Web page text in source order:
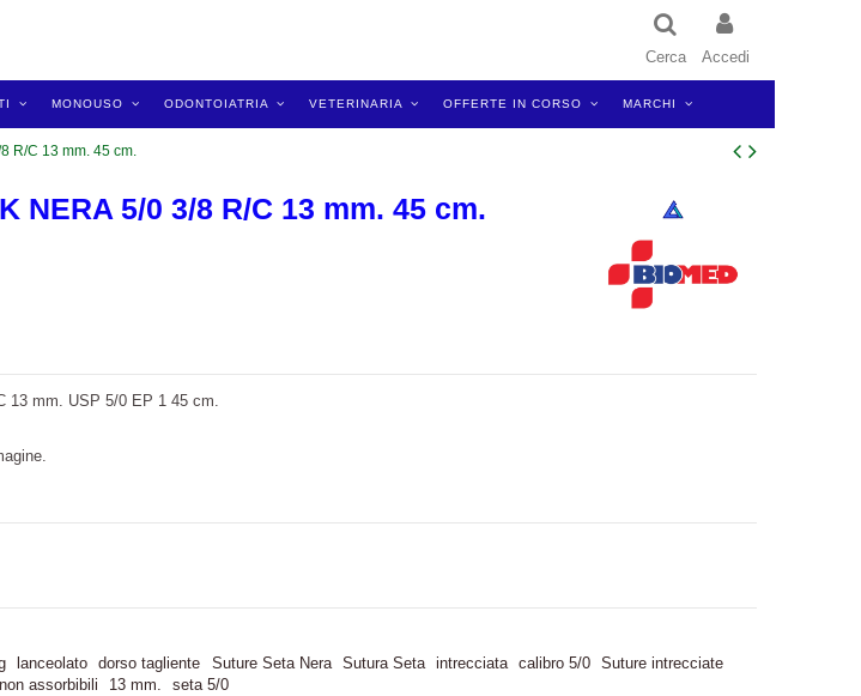
Cerca Accedi
MONOUSO ODONTOIATRIA VETERINARIA OFFERTE IN CORSO MARCHI
R/C 13 mm. 45 cm.
NERA 5/0 3/8 R/C 13 mm. 45 cm.
13 mm. USP 5/0 EP 1 45 cm.
lanceolato dorso tagliente Suture Seta Nera Sutura Seta intrecciata calibro 5/0
Suture intrecciate
non assorbibili 13 mm. seta 5/0